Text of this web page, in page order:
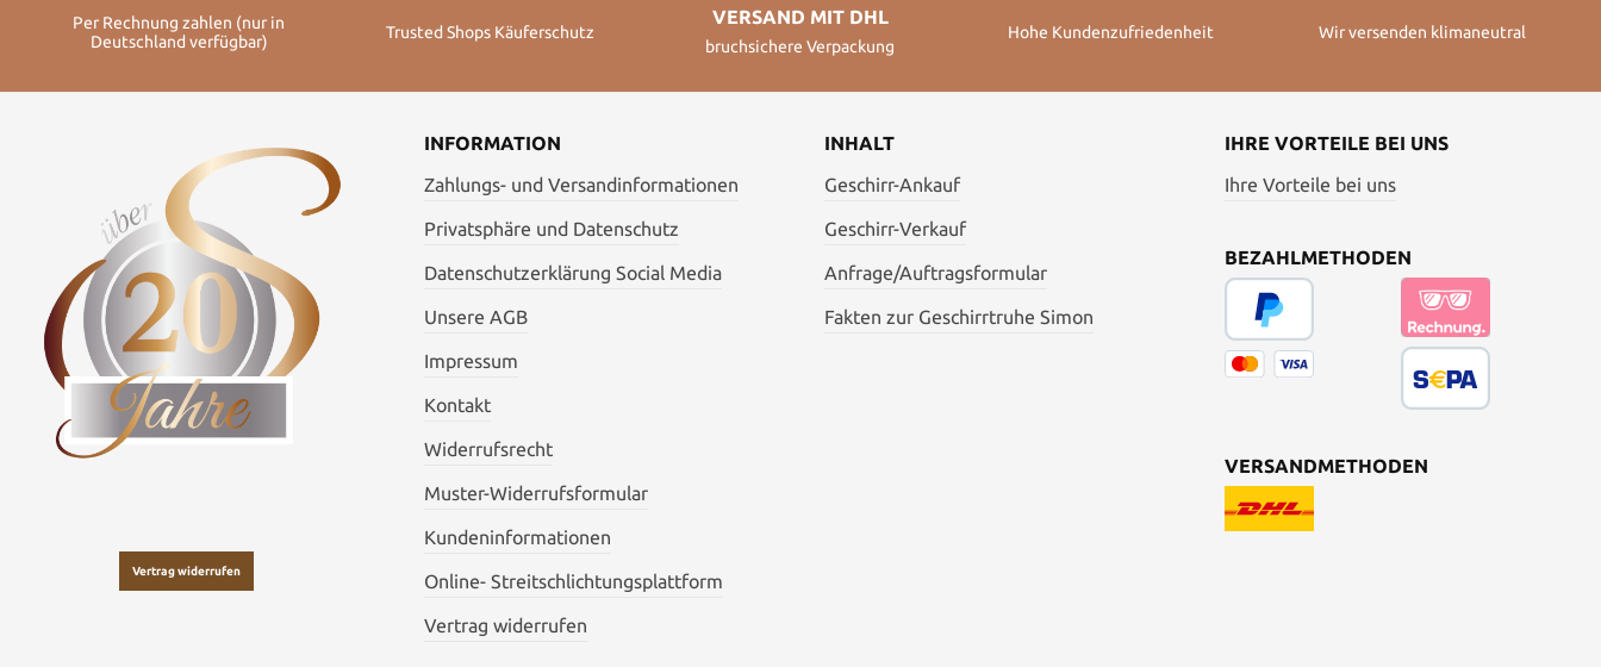
Per Rechnung zahlen (nur in
Deutschland verfügbar)
Trusted Shops Käuferschutz
VERSAND MIT DHL
bruchsichere Verpackung
Hohe Kundenzufriedenheit Wir versenden klimaneutral
Vertrag widerrufen
INFORMATION
Zahlungs- und Versandinformationen
Privatsphäre und Datenschutz
Datenschutzerklärung Social Media
Unsere AGB
Impressum
Kontakt
Widerrufsrecht
Muster-Widerrufsformular
Kundeninformationen
Online- Streitschlichtungsplattform
Vertrag widerrufen
INHALT
Geschirr-Ankauf
Geschirr-Verkauf
Anfrage/Auftragsformular
Fakten zur Geschirrtruhe Simon
IHRE VORTEILE BEI UNS
Ihre Vorteile bei uns
BEZAHLMETHODEN
VERSANDMETHODEN